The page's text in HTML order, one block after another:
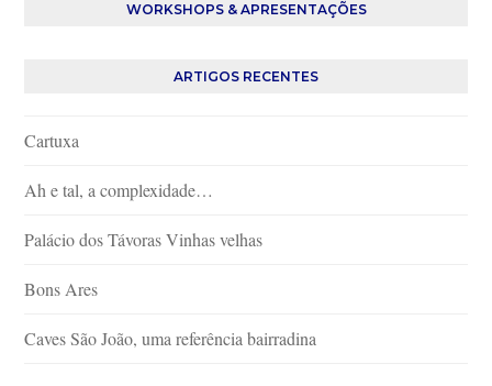
WORKSHOPS & APRESENTAÇÕES
ARTIGOS RECENTES
Cartuxa
Ah e tal, a complexidade…
Palácio dos Távoras Vinhas velhas
Bons Ares
Caves São João, uma referência bairradina